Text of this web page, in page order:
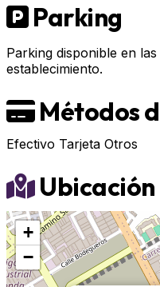
Parking
Parking disponible en
establecimiento.
Métodos
Efectivo Tarjeta Otros
Ubicación
+
−